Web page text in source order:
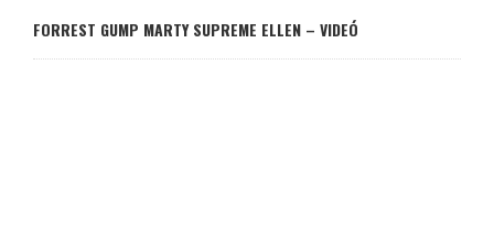
FORREST GUMP MARTY SUPREME ELLEN – VIDEÓ